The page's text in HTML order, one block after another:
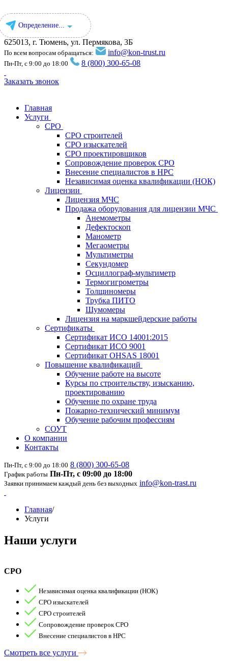
Определение...
625013, г. Тюмень, ул. Пермякова, 3Б
По всем вопросам обращаться: info@kon-trust.ru
Пн-Пт, с 9:00 до 18:00 8 (800) 300-65-08
Заказать звонок
Главная
Услуги
СРО
СРО строителей
СРО изыскателей
СРО проектировщиков
Сопровождение проверок СРО
Внесение специалистов в НРС
Независимая оценка квалификации (НОК)
Лицензии
Лицензия МЧС
Продажа оборудования для лицензии МЧС
Анемометры
Дефектоскоп
Манометр
Мегаометры
Мультиметры
Секундомер
Осциллограф-мультиметр
Термогигрометры
Толщиномеры
Трубка ПИТО
Шумомеры
Лицензия на маркшейдерские работы
Сертификаты
Сертификат ИСО 14001:2015
Сертификат ИСО 9001
Сертификат OHSAS 18001
Повышение квалификаций
Обучение работе на высоте
Курсы по строительству, изысканию,
проектированию
Обучение по охране труда
Пожарно-технический минимум
Обучение рабочим профессиям
СОУТ
О компании
Контакты
Пн-Пт, с 9:00 до 18:00 8 (800) 300-65-08
График работы Пн-Пт, с 09:00 до 18:00
Заявки принимаем каждый день без выходных info@kon-trast.ru
Главная/
Услуги
Наши услуги
СРО
Независимая оценка квалификации (НОК)
СРО изыскателей
СРО строителей
Сопровождение проверок СРО
Внесение специалистов в НРС
Смотреть все услуги